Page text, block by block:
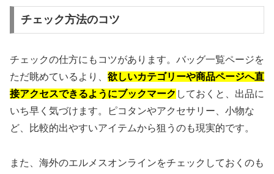
チェック方法のコツ
チェックの仕方にもコツがあります。バッグ一覧ページを
ただ眺めているより、 欲しいカテゴリーや商品ページへ直
接アクセスできるようにブックマーク しておくと、出品に
いち早く気づけます。ピコタンやアクセサリー、小物な
ど、比較的出やすいアイテムから狙うのも現実的です。
また、海外のエルメスオンラインをチェックしておくのも